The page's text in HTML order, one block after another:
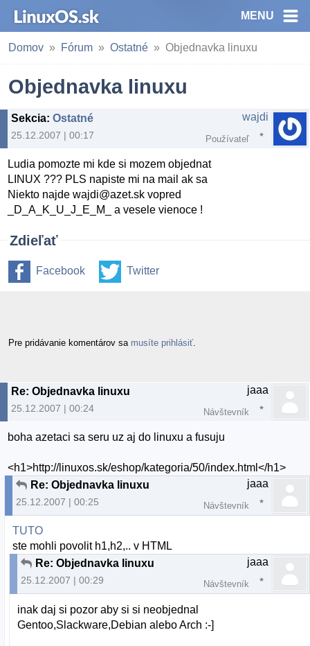
MENU
Domov Fórum Ostatné Objednavka linuxu
Objednavka linuxu
Sekcia: Ostatné
25.12.2007 | 00:17
wajdi
Používateľ
Ludia pomozte mi kde si mozem objednat
LINUX ??? PLS napiste mi na mail ak sa
Niekto najde wajdi@azet.sk vopred
_D_A_K_U_J_E_M_ a vesele vienoce !
Zdieľať
Facebook Twitter
Pre pridávanie komentárov sa musíte prihlásiť
Re: Objednavka linuxu
25.12.2007 | 00:24
jaaa
Návštevník
boha azetaci sa seru uz aj do linuxu a fusuju
<h1>http://linuxos.sk/eshop/kategoria/50/index.html</h1>
Re: Objednavka linuxu
25.12.2007 | 00:25
jaaa
Návštevník
TUTO
ste mohli povolit h1,h2,.. v HTML
Re: Objednavka linuxu
25.12.2007 | 00:29
jaaa
Návštevník
inak daj si pozor aby si si neobjednal
Gentoo,Slackware,Debian alebo Arch :-]